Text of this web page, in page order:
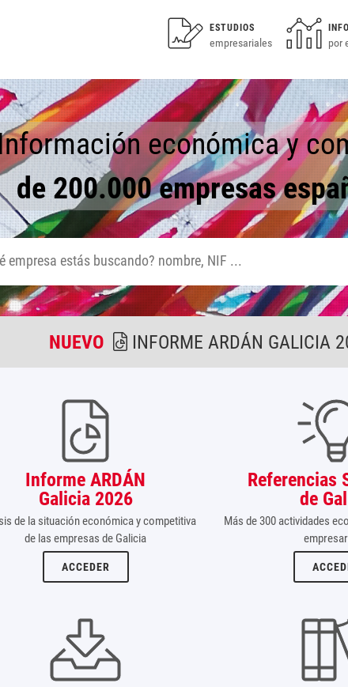
ESTUDIOS
empresariales por
económica y
de 200.000 empresas
NUEVO INFORME ARDÁN GALICIA
Informe ARDÁN
Galicia 2026
de la situación económica y competitiva
de las empresas de Galicia
ACCEDER
Referencias
de
Más de 300 actividades